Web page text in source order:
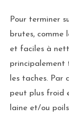
Pour terminer
brutes, comme
et faciles à
principalement
les taches. Par
peut plus froid
laine et/ou